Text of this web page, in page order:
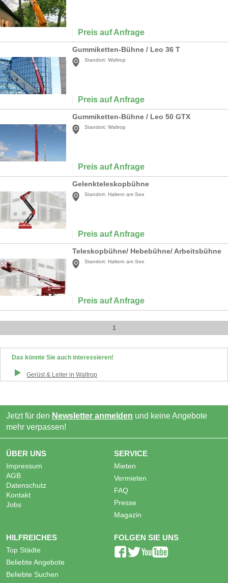
Preis auf Anfrage
Gummiketten-Bühne / Leo 36 T
Standort: Waltrop
Preis auf Anfrage
Gummiketten-Bühne / Leo 50 GTX
Standort: Waltrop
Preis auf Anfrage
Gelenkteleskopbühne
Standort: Haltern am See
Preis auf Anfrage
Teleskopbühne/ Hebebühne/ Arbeitsbühne
Standort: Haltern am See
Preis auf Anfrage
1
Das könnte Sie auch interessieren!
Gerüst & Leiter in Waltrop
Jetzt für den Newsletter anmelden und keine Angebote
mehr verpassen!
ÜBER UNS
Impressum
AGB
Datenschutz
Kontakt
Jobs
SERVICE
Mieten
Vermieten
FAQ
Presse
Magazin
HILFREICHES
Top Städte
Beliebte Angebote
Beliebte Suchen
FOLGEN SIE UNS